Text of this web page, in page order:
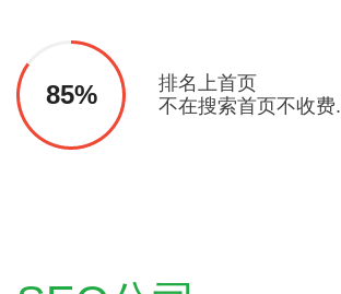
85%
排名上首页
不在搜索首页不收费.